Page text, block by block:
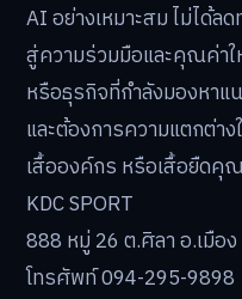
AI อย่างเหมาะสม ไม่ได้ล
สู่ความร่วมมือและคุณค่า
หรือธุรกิจที่กำลังมองหาแ
และต้องการความแตกต่า
เสื้อองค์กร หรือเสื้อยืดคุ
KDC SPORT
888 หมู่ 26 ต.ศิลา อ.เมือ
โทรศัพท์ 094-295-9898